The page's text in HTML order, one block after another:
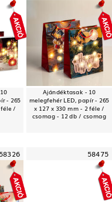
- 265
féle /
Ajándéktasak - 10
melegfehér LED, papír - 265
x 127 x 330 mm - 2 féle /
csomag - 12 db / csomag
58326 58475